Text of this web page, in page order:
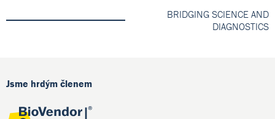
BRIDGING SCIENCE AND
DIAGNOSTICS
Jsme hrdým členem